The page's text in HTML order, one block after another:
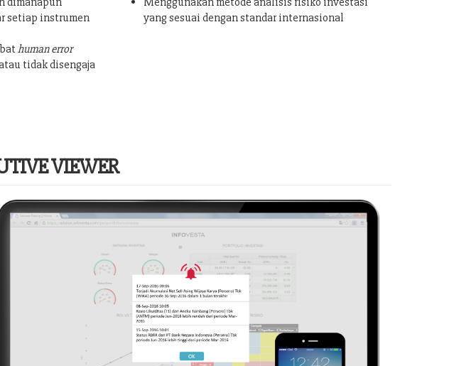
setiap instrumen
human error
tidak disengaja
yang sesuai dengan standar internasional
VIEWER